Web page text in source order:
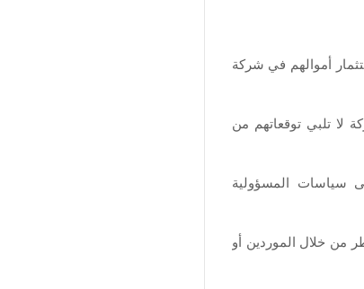
أموالهم في شركة
لا تلبي توقعاتهم من
سياسات المسؤولية
من خلال الموردين أو